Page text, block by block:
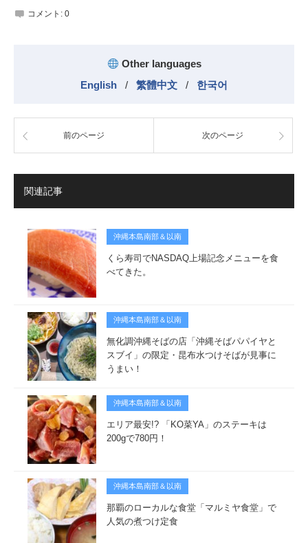
コメント: 0
Other languages
English
/ 繁體中文 / 한국어
前のページ 次のページ
関連記事
沖縄本島南部＆以南
くら寿司でNASDAQ上場記念メニューを食
べてきた。
沖縄本島南部＆以南
無化調沖縄そばの店「沖縄そばパパイヤと
スブイ」の限定・昆布水つけそばが見事に
うまい！
沖縄本島南部＆以南
エリア最安!? 「KO菜YA」のステーキは
200gで780円！
沖縄本島南部＆以南
那覇のローカルな食堂「マルミヤ食堂」で
人気の煮つけ定食